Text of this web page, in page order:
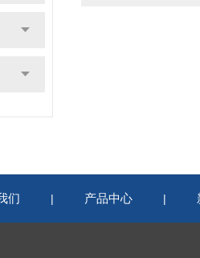
们 | 产品中心 |